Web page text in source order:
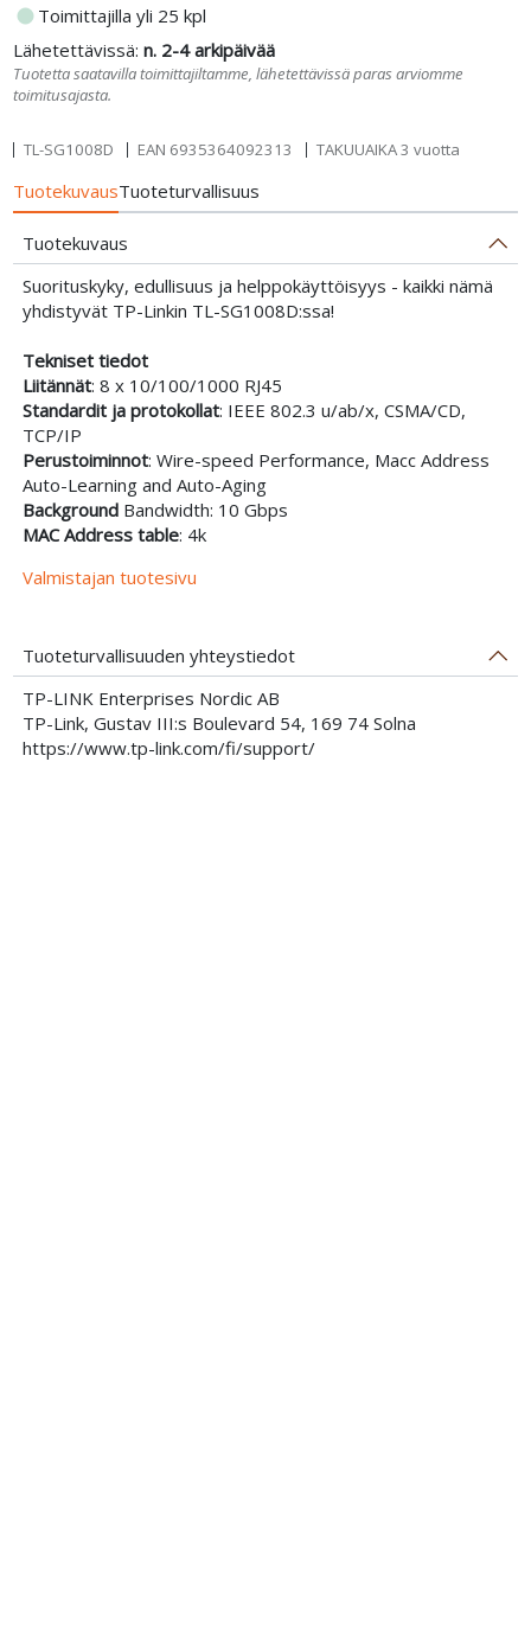
fiber_manual_record Toimittajilla yli 25 kpl
Lähetettävissä:n. 2-4 arkipäivää
Tuotetta saatavilla toimittajiltamme, lähetettävissä paras arviomme
toimitusajasta.
TL-SG1008D EAN 6935364092313 TAKUUAIKA 3 vuotta
TuotekuvausTuoteturvallisuus
Tuotekuvaus
Suorituskyky, edullisuus ja helppokäyttöisyys - kaikki nämä
yhdistyvät TP-Linkin TL-SG1008D:ssa!
Tekniset tiedot
Liitännät: 8 x 10/100/1000 RJ45
Standardit ja protokollat: IEEE 802.3 u/ab/x, CSMA/CD,
TCP/IP
Perustoiminnot: Wire-speed Performance, Macc Address
Auto-Learning and Auto-Aging
BackgroundBandwidth: 10 Gbps
MAC Address table: 4k
Valmistajan tuotesivu
Tuoteturvallisuuden yhteystiedot
TP-LINK Enterprises Nordic AB
TP-Link, Gustav III:s Boulevard 54, 169 74 Solna
https://www.tp-link.com/fi/support/